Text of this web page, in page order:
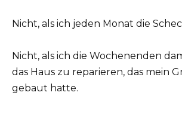
Nicht, als ich jeden Monat die
Nicht, als ich die Wochenenden
das Haus zu reparieren, das mein
gebaut hatte.